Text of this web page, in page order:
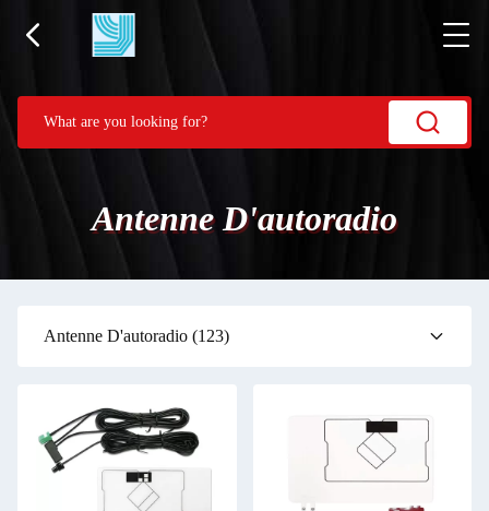
Antenne D'autoradio
Antenne D'autoradio (123)